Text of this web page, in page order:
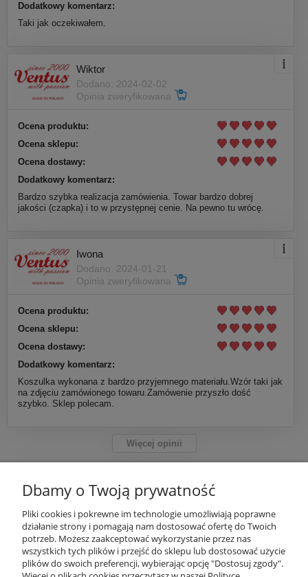
Dodatkowy komentarz:
Taki jak oczekiwałem.
Wiktor
Dodano: 2024-02-02
Opinia zweryfikowana
Ocena produktu:
Ocena sklepu:
Ocena dostawy:
Dodatkowy komentarz:
Bardzo szybka realizacja zamówienia. Towar bardzo dobrej
jakości (czapka) i to w przystępnej cenie. Na pewno tu wrócę.
Iwona
Dodano: 2024-01-21
Opinia zweryfikowana
Ocena produktu:
Ocena sklepu:
Ocena dostawy:
Dodatkowy komentarz:
Koszulka wykonana z bardzo przyjemnego materiału.Wzór taki jak
na zdjęciu zamówionego towaru.Zamówenie przyszło dość
szybko. Sklep polecam.
Więcej opinii
OBSŁUGA KLIENTA
Dbamy o Twoją prywatność
Pliki cookies i pokrewne im technologie umożliwiają poprawne
działanie strony i pomagają nam dostosować ofertę do Twoich
potrzeb. Możesz zaakceptować wykorzystanie przez nas
wszystkich tych plików i przejść do sklepu lub dostosować użycie
plików do swoich preferencji, wybierając opcję "Dostosuj zgody".